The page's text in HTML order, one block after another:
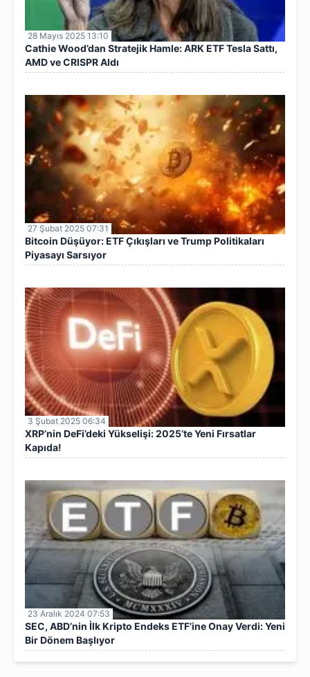
28 Mayıs 2025 13:10
Cathie Wood’dan Stratejik Hamle: ARK ETF Tesla Sattı,
AMD ve CRISPR Aldı
27 Şubat 2025 07:31
Bitcoin Düşüyor: ETF Çıkışları ve Trump Politikaları
Piyasayı Sarsıyor
3 Şubat 2025 06:34
XRP’nin DeFi’deki Yükselişi: 2025’te Yeni Fırsatlar
Kapıda!
23 Aralık 2024 07:53
SEC, ABD’nin İlk Kripto Endeks ETF’ine Onay Verdi: Yeni
Bir Dönem Başlıyor